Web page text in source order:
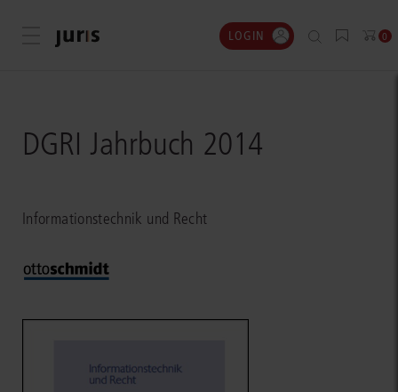
Menü öffnen LOGIN 0
DGRI Jahrbuch 2014
Informationstechnik und Recht